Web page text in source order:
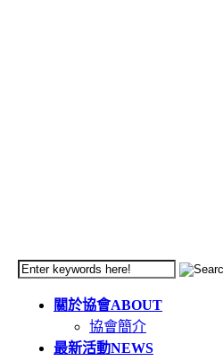
關於協會ABOUT
協會簡介
最新活動NEWS